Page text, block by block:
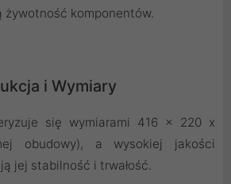
żywotność komponentów.
i Wymiary
się wymiarami 416 x 220 x
obudowy), a wysokiej jakości
jej stabilność i trwałość.